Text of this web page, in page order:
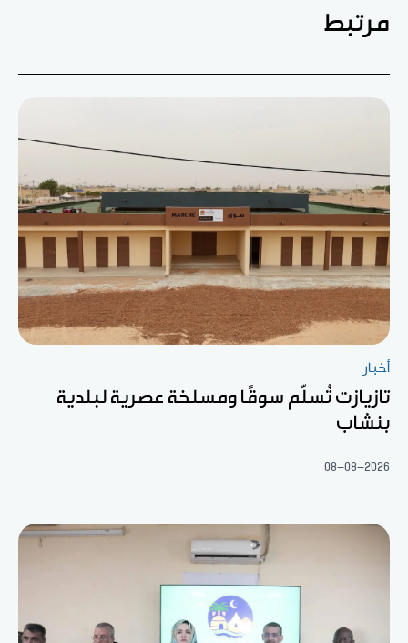
مرتبط
أخبار
تازيازت تُسلّم سوقًا ومسلخة عصرية لبلدية
بنشاب
08-08-2026